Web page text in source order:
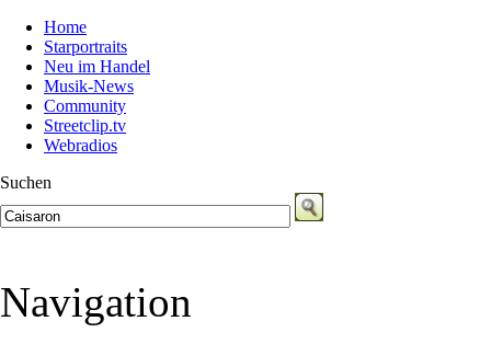
Home
Starportraits
Neu im Handel
Musik-News
Community
Streetclip.tv
Webradios
Suchen
Navigation